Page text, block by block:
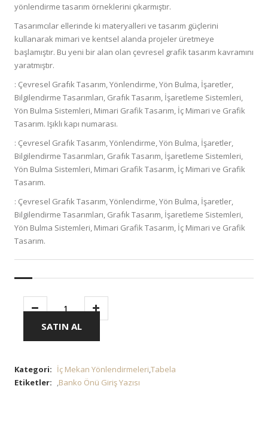
yönlendirme tasarım örneklerini çıkarmıştır.
Tasarımcılar ellerinde ki materyalleri ve tasarım güçlerini
kullanarak mimari ve kentsel alanda projeler üretmeye
başlamıştır. Bu yeni bir alan olan çevresel grafik tasarım kavramını
yaratmıştır.
: Çevresel Grafık Tasarım, Yönlendirme, Yön Bulma, İşaretler,
Bilgilendirme Tasarımları, Grafık Tasarım, İşaretleme Sistemleri,
Yön Bulma Sistemleri, Mimari Grafik Tasarım, İç Mimari ve Grafik
Tasarım. Işıklı kapı numarası.
: Çevresel Grafık Tasarım, Yönlendirme, Yön Bulma, İşaretler,
Bilgilendirme Tasarımları, Grafık Tasarım, İşaretleme Sistemleri,
Yön Bulma Sistemleri, Mimari Grafik Tasarım, İç Mimari ve Grafik
Tasarım.
: Çevresel Grafık Tasarım, Yönlendirme, Yön Bulma, İşaretler,
Bilgilendirme Tasarımları, Grafık Tasarım, İşaretleme Sistemleri,
Yön Bulma Sistemleri, Mimari Grafik Tasarım, İç Mimari ve Grafik
Tasarım.
SATIN AL
Kategori: İç Mekan Yönlendirmeleri,Tabela
Etiketler: ,Banko Önü Giriş Yazısı